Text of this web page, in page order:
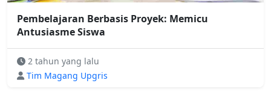
Pembelajaran Berbasis Proyek: Memicu
Antusiasme Siswa
2 tahun yang lalu
Tim Magang Upgris